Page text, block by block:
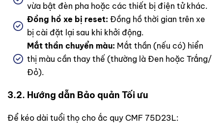
vừa bật đèn pha hoặc các thiết bị điện tử khác.
Đồng hồ xe bị reset: Đồng hồ thời gian trên xe
bị cài đặt lại sau khi khởi động.
Mắt thần chuyển màu: Mắt thần (nếu có) hiển
thị màu cần thay thế (thường là Đen hoặc Trắng/
Đỏ).
3.2. Hướng dẫn Bảo quản Tối ưu
Để kéo dài tuổi thọ cho ắc quy CMF 75D23L: